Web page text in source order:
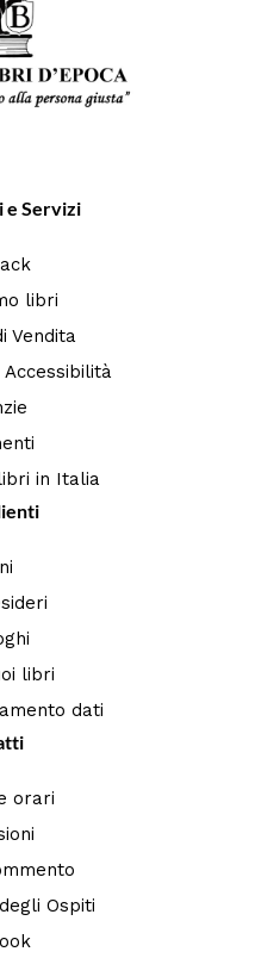
e Servizi
libri
Vendita
Accessibilità
in Italia
libri
dati
orari
Ospiti